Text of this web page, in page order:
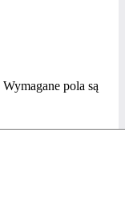
Wymagane pola są